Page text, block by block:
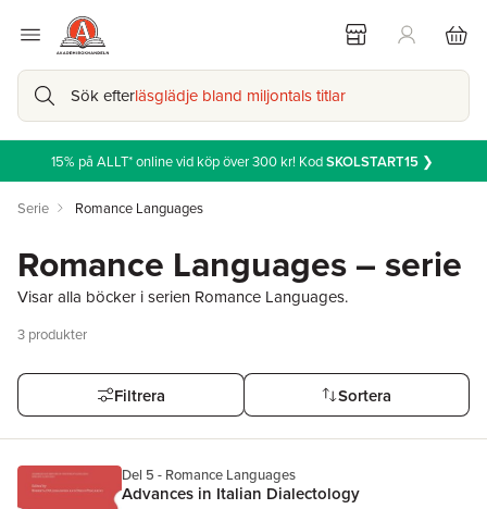
Sök efterläsglädje bland miljontals titlar
15% på ALLT* online vid köp över 300 kr! KodSKOLSTART15❯
Serie Romance Languages
Romance Languages – serie
Visar alla böcker i serien Romance Languages.
3 produkter
Filtrera Sortera
Del 5 - Romance Languages
Advances in Italian Dialectology